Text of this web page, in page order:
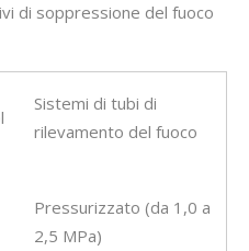
di soppressione del fuoco
Sistemi di tubi di
rilevamento del fuoco
Pressurizzato (da 1,0 a
2,5 MPa)